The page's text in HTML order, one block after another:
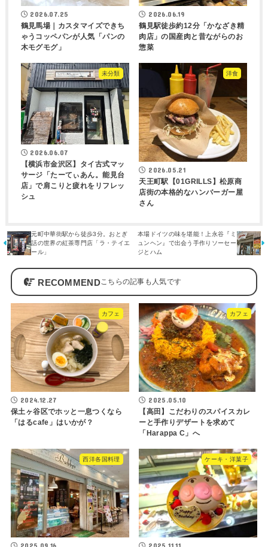
2026.07.25
鶴見馬場｜カスタマイズできち
ゃうコッペパンが人気「パンの
木モグモグ」
2026.06.19
鶴見駅徒歩約12分「かなざき精
肉店」の国産肉と昔ながらのお
惣菜
未分類
2026.06.07
【横浜市金沢区】タイ古式マッ
サージ「たーてぃあん。能見台
店」で肩こりと疲れをリフレッ
シュ
洋食
2026.05.21
天王町駅【01GRILLS】松原商
店街の本格的なハンバーガー屋
さん
元町中華街駅から徒歩3分。おとぎ
話の世界の紅茶専門店「ラ・テイエ
ール」
本場ドイツの味を堪能！上永谷『ミ
ュンヘン』で出会う手作りソーセー
ジとハム
RECOMMEND
カフェ
2024.12.27
保土ヶ谷区でホッと一息つくなら
「はるcafe」はいかが？
カフェ
2025.05.10
【高田】こだわりのスパイスカレ
ーと手作りデザートを求めて
「Harappa C」へ
西洋各国料理 ケーキ・洋菓子